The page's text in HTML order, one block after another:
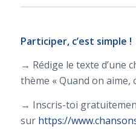
Participer, c’est simple !
→ Rédige le texte d’une
thème « Quand on aime,
→ Inscris-toi
sur https://